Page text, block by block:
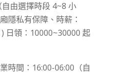
由選擇時段 4~8 小
隱私有保障、時薪：
日領：10000~30000 起
時間：16:00-06:00（自